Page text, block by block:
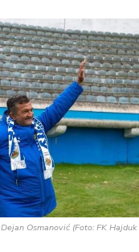
Dejan Osmanović (Foto: FK